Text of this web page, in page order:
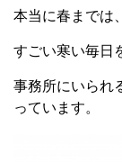
本当に春までは
すごい寒い毎日
事務所にいられ
っています。